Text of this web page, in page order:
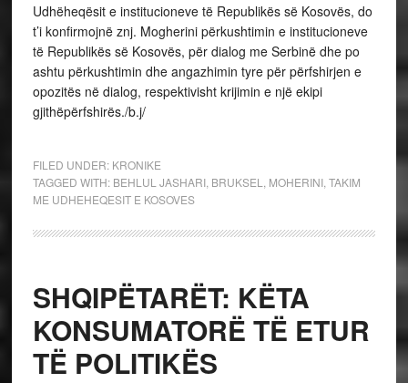
Udhëheqësit e institucioneve të Republikës së Kosovës, do
t’i konfirmojnë znj. Mogherini përkushtimin e institucioneve
të Republikës së Kosovës, për dialog me Serbinë dhe po
ashtu përkushtimin dhe angazhimin tyre për përfshirjen e
opozitës në dialog, respektivisht krijimin e një ekipi
gjithëpërfshirës./b.j/
FILED UNDER: KRONIKE
TAGGED WITH: BEHLUL JASHARI, BRUKSEL MOHERINI, TAKIM
ME UDHEHEQESIT E KOSOVES
SHQIPËTARËT: KËTA
KONSUMATORË TË ETUR
TË POLITIKËS